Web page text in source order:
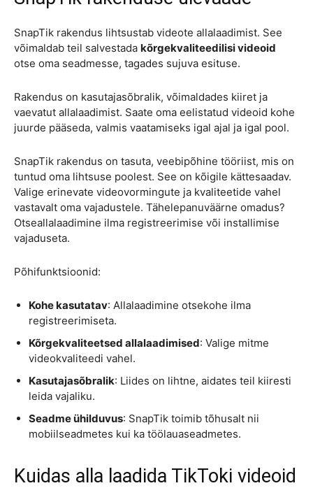
SnapTik rakendus lihtsustab videote allalaadimist. See
võimaldab teil salvestada kõrgekvaliteedilisi videoid
otse oma seadmesse, tagades sujuva esituse.
Rakendus on kasutajasõbralik, võimaldades kiiret ja
vaevatut allalaadimist. Saate oma eelistatud videoid kohe
juurde pääseda, valmis vaatamiseks igal ajal ja igal pool.
SnapTik rakendus on tasuta, veebipõhine tööriist, mis on
tuntud oma lihtsuse poolest. See on kõigile kättesaadav.
Valige erinevate videovormingute ja kvaliteetide vahel
vastavalt oma vajadustele. Tähelepanuväärne omadus?
Otseallalaadimine ilma registreerimise või installimise
vajaduseta.
Põhifunktsioonid:
Kohe kasutatav: Allalaadimine otsekohe ilma
registreerimiseta.
Kõrgekvaliteetsed allalaadimised: Valige mitme
videokvaliteedi vahel.
Kasutajasõbralik: Liides on lihtne, aidates teil kiiresti
leida vajaliku.
Seadme ühilduvus: SnapTik toimib tõhusalt nii
mobiilseadmetes kui ka töölauaseadmetes.
Kuidas alla laadida TikToki videoid